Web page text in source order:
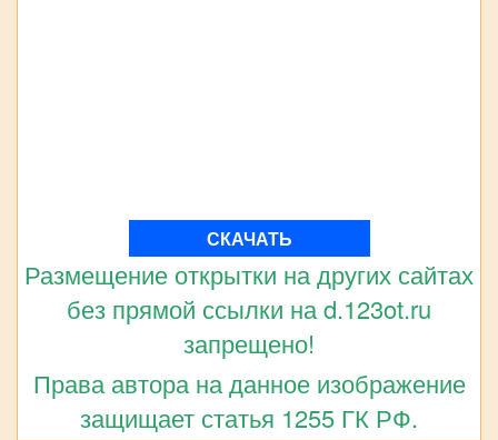
СКАЧАТЬ
Размещение открытки на других сайтах
без прямой ссылки на d.123ot.ru
запрещено!
Права автора на данное изображение
защищает статья 1255 ГК РФ.